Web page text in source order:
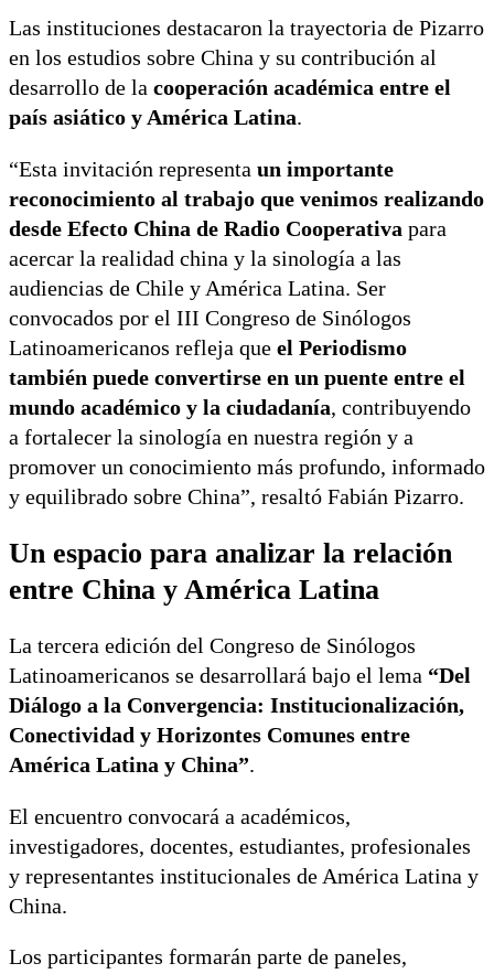
Las instituciones destacaron la trayectoria de Pizarro
en los estudios sobre China y su contribución al
desarrollo de la cooperación académica entre el
país asiático y América Latina.
“Esta invitación representa un importante
reconocimiento al trabajo que venimos realizando
desde Efecto China de Radio Cooperativa para
acercar la realidad china y la sinología a las
audiencias de Chile y América Latina. Ser
convocados por el III Congreso de Sinólogos
Latinoamericanos refleja que el Periodismo
también puede convertirse en un puente entre el
mundo académico y la ciudadanía, contribuyendo
a fortalecer la sinología en nuestra región y a
promover un conocimiento más profundo, informado
y equilibrado sobre China”, resaltó Fabián Pizarro.
Un espacio para analizar la relación
entre China y América Latina
La tercera edición del Congreso de Sinólogos
Latinoamericanos se desarrollará bajo el lema “Del
Diálogo a la Convergencia: Institucionalización,
Conectividad y Horizontes Comunes entre
América Latina y China”.
El encuentro convocará a académicos,
investigadores, docentes, estudiantes, profesionales
y representantes institucionales de América Latina y
China.
Los participantes formarán parte de paneles,